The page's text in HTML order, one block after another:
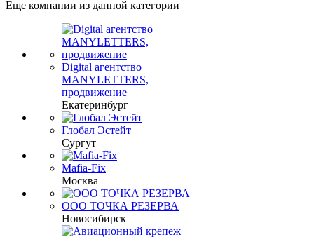
Еще компании из данной категории
Digital агентство
MANYLETTERS,
продвижение
Екатеринбург
Глобал Эстейт
Сургут
Mafia-Fix
Москва
ООО ТОЧКА РЕЗЕРВА
Новосибирск